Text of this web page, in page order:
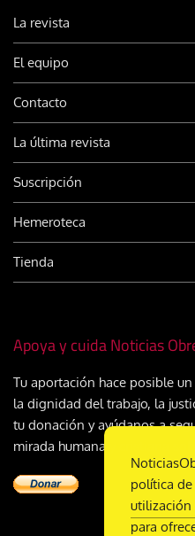
La revista
El equipo
Contacto
La última revista
Suscripción
Hemeroteca
Tienda
Apoya y cuida Noticias
Tu aportación hace posible
la dignidad del trabajo, la
tu donación y ayúdanos a
mirada humana y cristiana
política
utilización
para